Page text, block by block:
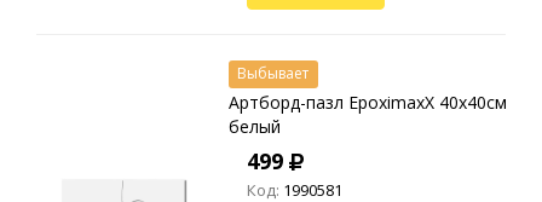
Выбывает
Артборд-пазл EpoximaxX 40х40см
белый
499
Код: 1990581